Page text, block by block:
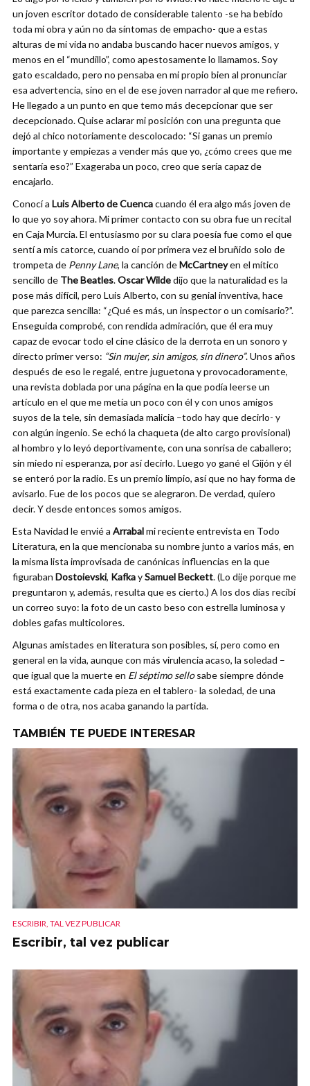
un joven escritor dotado de considerable talento -se ha bebido
toda mi obra y aún no da síntomas de empacho- que a estas
alturas de mi vida no andaba buscando hacer nuevos amigos, y
menos en el “mundillo”, como apestosamente lo llamamos. Soy
gato escaldado, pero no pensaba en mi propio bien al pronunciar
esa advertencia, sino en el de ese joven narrador al que me refiero.
He llegado a un punto en que temo más decepcionar que ser
decepcionado. Quise aclarar mi posición con una pregunta que
dejó al chico notoriamente descolocado: “Si ganas un premio
importante y empiezas a vender más que yo, ¿cómo crees que me
sentaría eso?” Exageraba un poco, creo que sería capaz de
encajarlo.
Conocí a Luis Alberto de Cuencacuando él era algo más joven de
lo que yo soy ahora. Mi primer contacto con su obra fue un recital
en Caja Murcia. El entusiasmo por su clara poesía fue como el que
sentí a mis catorce, cuando oí por primera vez el bruñido solo de
trompeta de Penny Lane, la canción deMcCartneyen el mítico
sencillo de The Beatles.Oscar Wildedijo que la naturalidad es la
pose más difícil, pero Luis Alberto, con su genial inventiva, hace
que parezca sencilla: “¿Qué es más, un inspector o un comisario?”.
Enseguida comprobé, con rendida admiración, que él era muy
capaz de evocar todo el cine clásico de la derrota en un sonoro y
directo primer verso: “Sin mujer, sin amigos, sin dinero”. Unos años
después de eso le regalé, entre juguetona y provocadoramente,
una revista doblada por una página en la que podía leerse un
artículo en el que me metía un poco con él y con unos amigos
suyos de la tele, sin demasiada malicia –todo hay que decirlo- y
con algún ingenio. Se echó la chaqueta (de alto cargo provisional)
al hombro y lo leyó deportivamente, con una sonrisa de caballero;
sin miedo ni esperanza, por así decirlo. Luego yo gané el Gijón y él
se enteró por la radio. Es un premio limpio, así que no hay forma de
avisarlo. Fue de los pocos que se alegraron. De verdad, quiero
decir. Y desde entonces somos amigos.
Esta Navidad le envié a Arrabalmi reciente entrevista en Todo
Literatura, en la que mencionaba su nombre junto a varios más, en
la misma lista improvisada de canónicas influencias en la que
figuraban Dostoievski, KafkaySamuel Beckett. (Lo dije porque me
preguntaron y, además, resulta que es cierto.) A los dos días recibí
un correo suyo: la foto de un casto beso con estrella luminosa y
dobles gafas multicolores.
Algunas amistades en literatura son posibles, sí, pero como en
general en la vida, aunque con más virulencia acaso, la soledad –
que igual que la muerte en El séptimo sellosabe siempre dónde
está exactamente cada pieza en el tablero- la soledad, de una
forma o de otra, nos acaba ganando la partida.
TAMBIÉN TE PUEDE INTERESAR
ESCRIBIR, TAL VEZ PUBLICAR
Escribir, tal vez publicar